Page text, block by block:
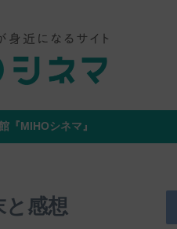
『MIHOシネマ』
感想